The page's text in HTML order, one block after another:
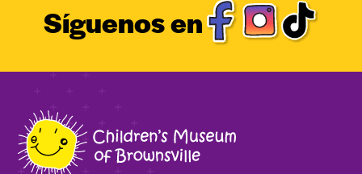
Síguenos en